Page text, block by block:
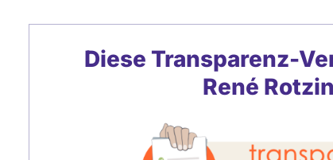
Diese Transparenz-
René